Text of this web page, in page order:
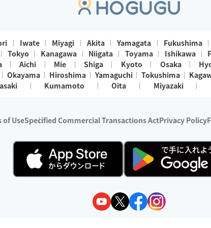
Iwate Miyagi Akita Yamagata Fukushima
Tokyo Kanagawa Niigata Toyama Ishikawa
Aichi Mie Shiga Kyoto Osaka
Okayama Hiroshima Yamaguchi Tokushima
Kumamoto Oita Miyazaki
of UseSpecified Commercial Transactions ActPrivacy Policy